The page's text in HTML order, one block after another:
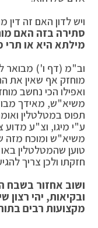
ויש לדון האם זה דין
סתירה בזה האם
מילתא היא או תרי
וב"מ (דף ו') מבואר
מוחזק אף שאין את
ואפילו הכי נחשב
משיא"ש, מאידך
תפוס במטלטלין
ע"י מיגו, וצ"ע מדוע
משיא"ש ומוכח מזה
טוען שהמטלטלין
חזקתו ולכן צריך
ושוב אחזור בשבח
ובקיאות, יהי רצון
מקצועות רבים